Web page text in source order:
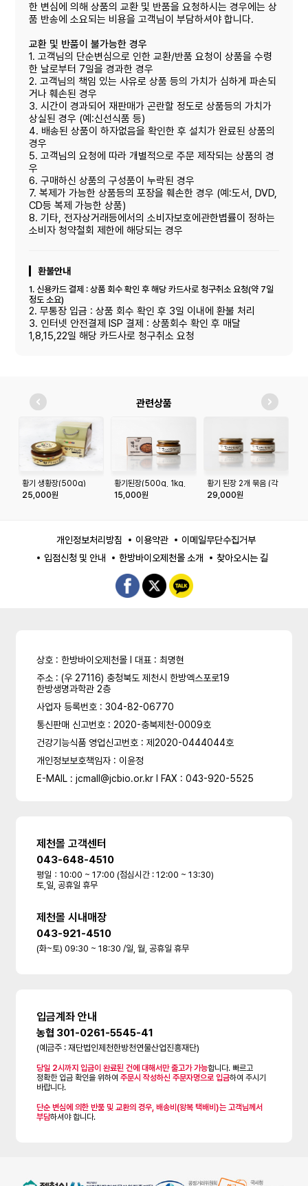
한 변심에 의해 상품의 교환 및 반품을 요청하시는 경우에는 상
품 반송에 소요되는 비용을 고객님이 부담하셔야 합니다.
교환 및 반품이 불가능한 경우
1. 고객님의 단순변심으로 인한 교환/반품 요청이 상품을 수령
한 날로부터 7일을 경과한 경우
2. 고객님의 책임 있는 사유로 상품 등의 가치가 심하게 파손되
거나 훼손된 경우
3. 시간이 경과되어 재판매가 곤란할 정도로 상품등의 가치가
상실된 경우 (예:신선식품 등)
4. 배송된 상품이 하자없음을 확인한 후 설치가 완료된 상품의
경우
5. 고객님의 요청에 따라 개별적으로 주문 제작되는 상품의 경
우
6. 구매하신 상품의 구성품이 누락된 경우
7. 복제가 가능한 상품등의 포장을 훼손한 경우 (예:도서, DVD,
CD등 복제 가능한 상품)
8. 기타, 전자상거래등에서의 소비자보호에관한볍률이 정하는
소비자 청약철회 제한에 해당되는 경우
환불안내
1. 신용카드 결제 : 상품 회수 확인 후 해당 카드사로 청구취소 요청(약 7일
정도 소요)
2. 무통장 입금 : 상품 회수 확인 후 3일 이내에 환불 처리
3. 인터넷 안전결제 ISP 결제 : 상품회수 확인 후 매달
1,8,15,22일 해당 카드사로 청구취소 요청
관련상품
황기 생황장(500g)
25,000원
황기된장(500g, 1kg,
2kg)
15,000원
황기 된장 2개 묶음 (각
500g)
29,000원
개인정보처리방침 이용약관
이메일무단수집거부
입점신청 및 안내
한방바이오제천몰 소개 찾아오시는 길
상호 : 한방바이오제천몰 l 대표 : 최명현
주소 : (우 27116) 충청북도 제천시 한방엑스포로19
한방생명과학관 2층
사업자 등록번호 : 304-82-06770
통신판매 신고번호 : 2020-충북제천-0009호
건강기능식품 영업신고번호 : 제2020-0444044호
개인정보보호책임자 : 이윤정
E-MAIL : jcmall@jcbio.or.kr l FAX : 043-920-5525
제천몰 고객센터
043-648-4510
평일：10:00 ~ 17:00 (점심시간 : 12:00 ~ 13:30)
토,일, 공휴일 휴무
제천몰 시내매장
043-921-4510
(화~토) 09:30 ~ 18:30 /일, 월, 공휴일 휴무
입금계좌 안내
농협 301-0261-5545-41
(예금주 : 재단법인제천한방천연물산업진흥재단)
당일 2시까지 입금이 완료된 건에 대해서만 출고가 가능합니다. 빠르고
정확한 입금 확인을 위하여주문시 작성하신 주문자명으로 입금하여 주시기
바랍니다.
단순 변심에 의한 반품 및 교환의 경우, 배송비(왕복 택배비)는 고객님께서
부담하셔야 합니다.